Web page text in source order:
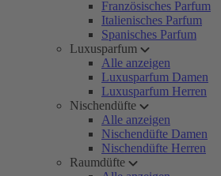
Französisches Parfum
Italienisches Parfum
Spanisches Parfum
Luxusparfum
Alle anzeigen
Luxusparfum Damen
Luxusparfum Herren
Nischendüfte
Alle anzeigen
Nischendüfte Damen
Nischendüfte Herren
Raumdüfte